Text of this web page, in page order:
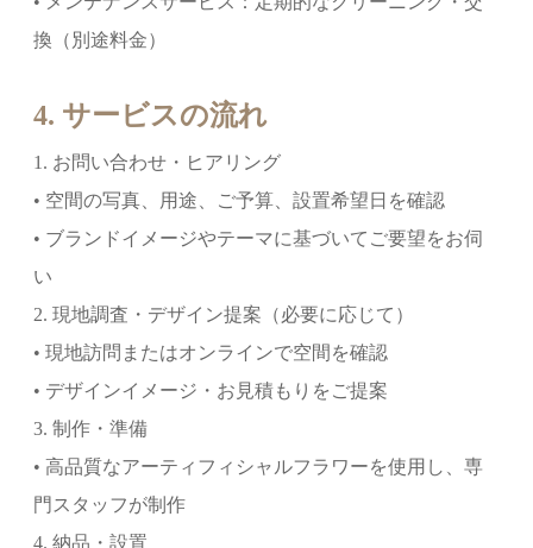
換（別途料金）
4. サービスの流れ
1. お問い合わせ・ヒアリング
• 空間の写真、用途、ご予算、設置希望日を確認
• ブランドイメージやテーマに基づいてご要望をお伺
い
2. 現地調査・デザイン提案（必要に応じて）
• 現地訪問またはオンラインで空間を確認
• デザインイメージ・お見積もりをご提案
3. 制作・準備
• 高品質なアーティフィシャルフラワーを使用し、専
門スタッフが制作
4. 納品・設置